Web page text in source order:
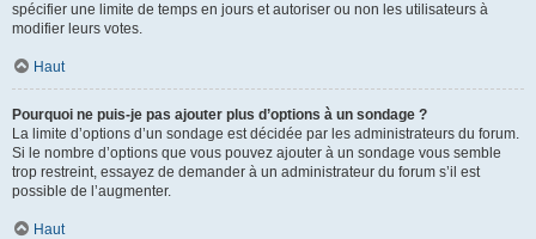
spécifier une limite de temps en jours et autoriser ou non les utilisateurs à
modifier leurs votes.
Haut
Pourquoi ne puis-je pas ajouter plus d’options à un sondage ?
La limite d’options d’un sondage est décidée par les administrateurs du forum.
Si le nombre d’options que vous pouvez ajouter à un sondage vous semble
trop restreint, essayez de demander à un administrateur du forum s’il est
possible de l’augmenter.
Haut